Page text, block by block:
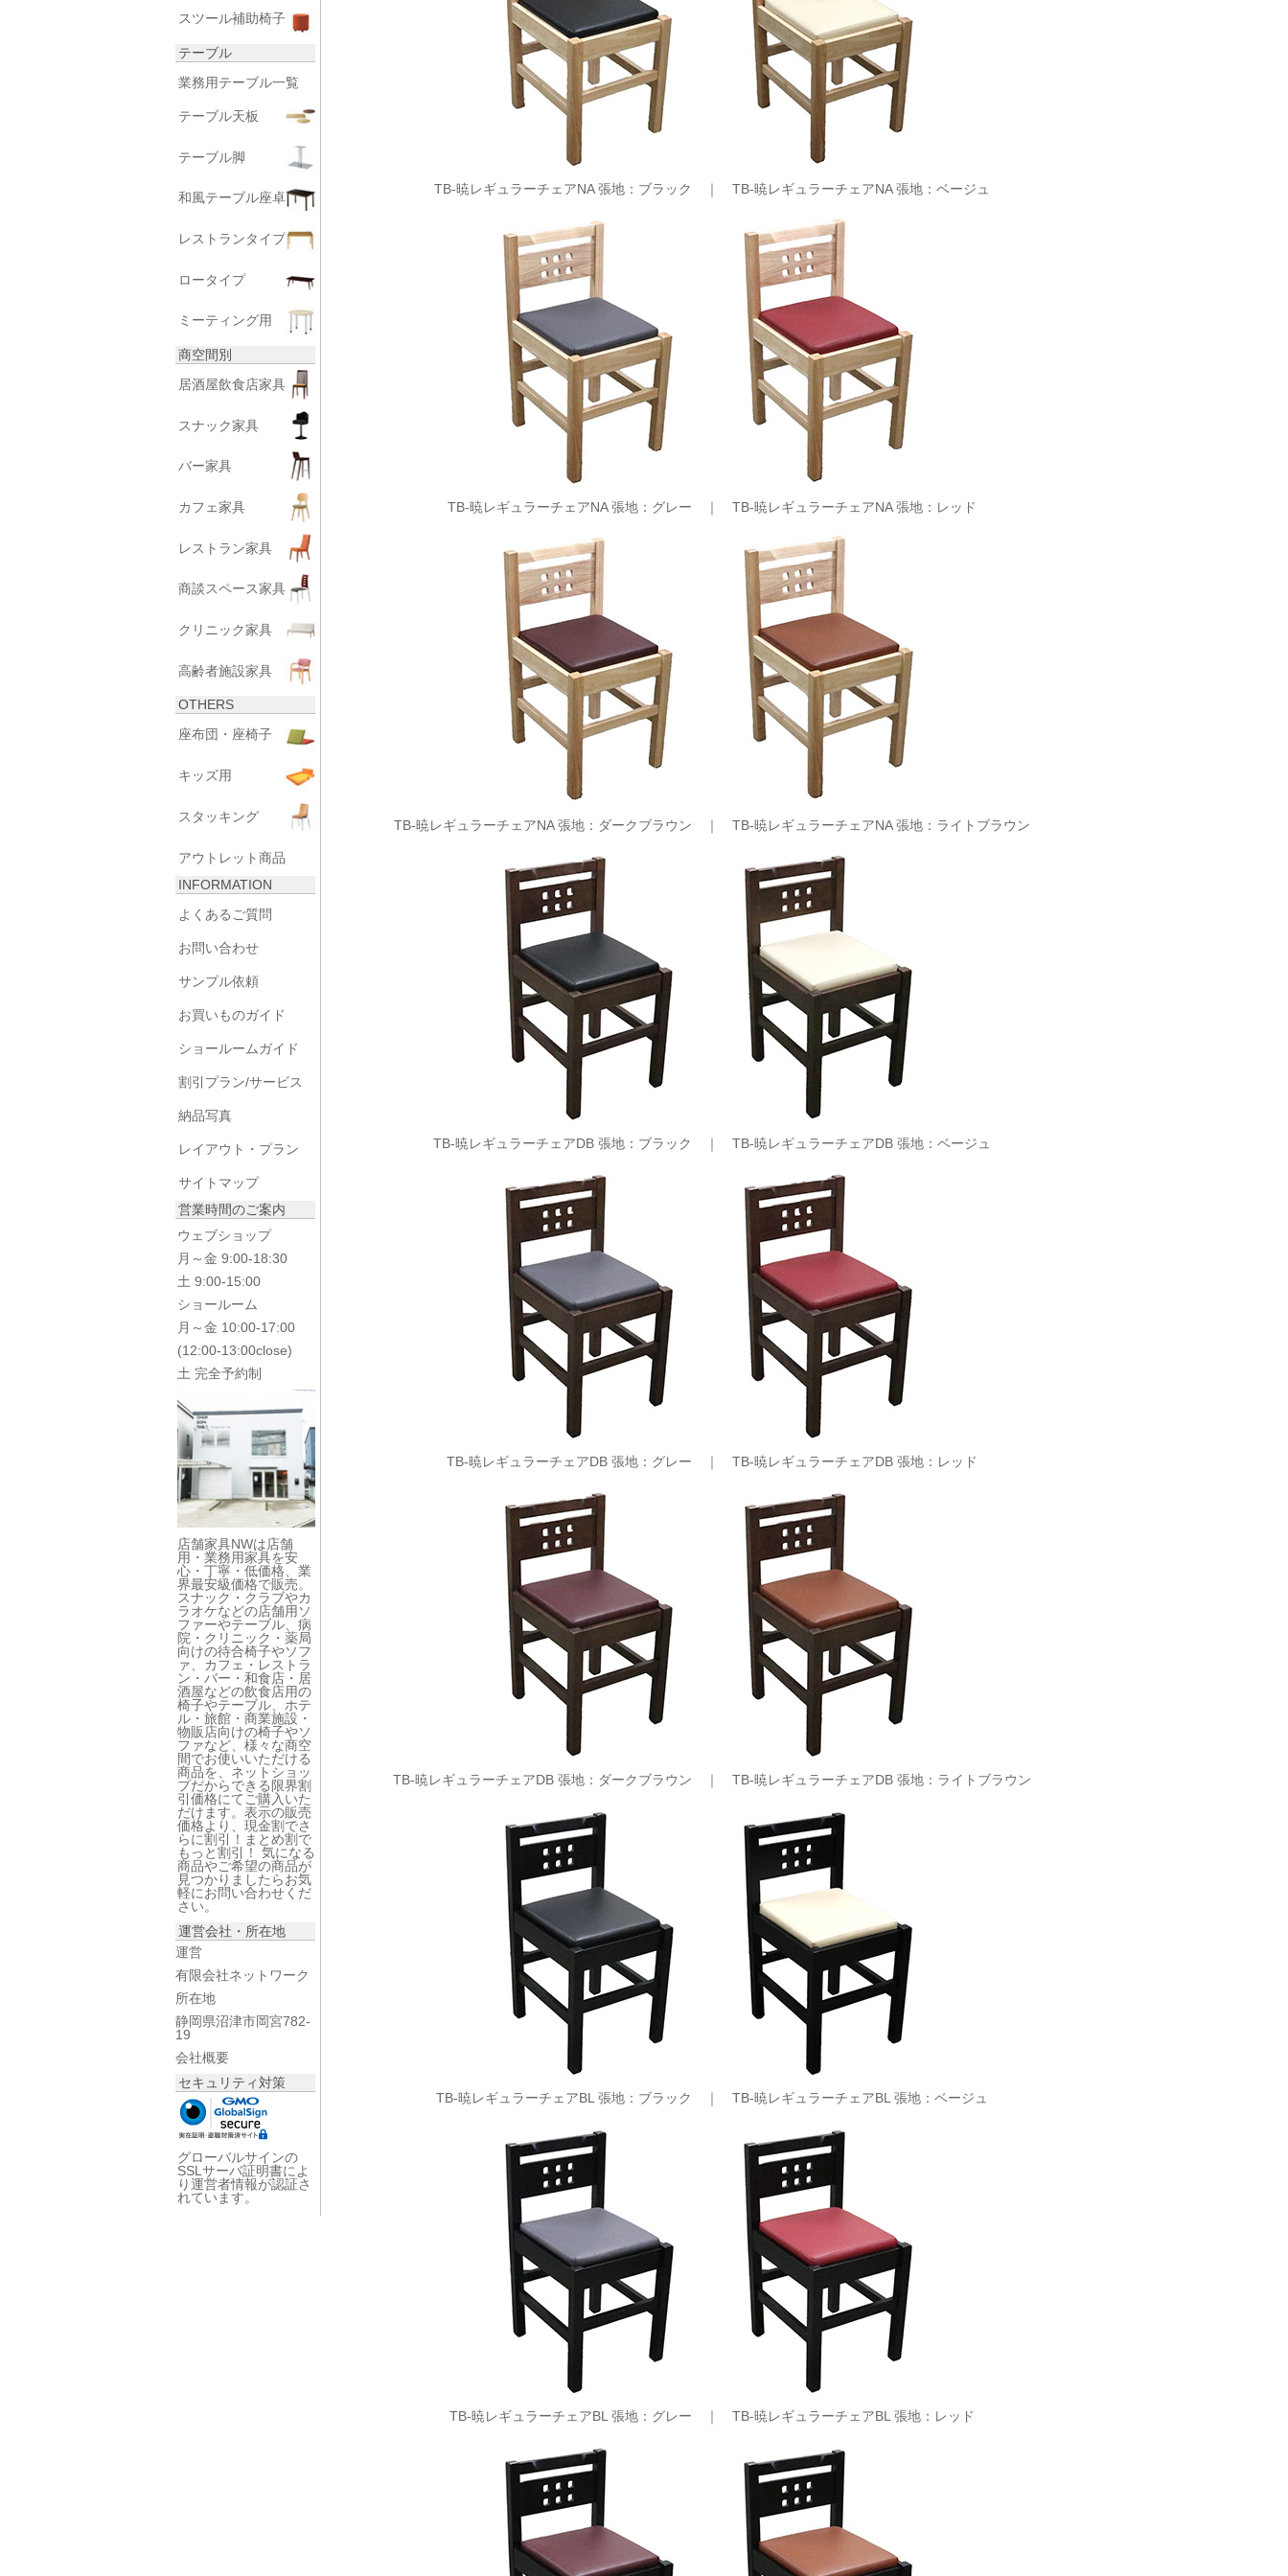
スツール補助椅子
テーブル
業務用テーブル一覧
テーブル天板
テーブル脚
和風テーブル座卓
レストランタイプ
ロータイプ
ミーティング用
商空間別
居酒屋飲食店家具
スナック家具
バー家具
カフェ家具
レストラン家具
商談スペース家具
クリニック家具
高齢者施設家具
OTHERS
座布団・座椅子
キッズ用
スタッキング
アウトレット商品
INFORMATION
よくあるご質問
お問い合わせ
サンプル依頼
お買いものガイド
ショールームガイド
割引プラン/サービス
納品写真
レイアウト・プラン
サイトマップ
営業時間のご案内
ウェブショップ
月～金 9:00-18:30
土 9:00-15:00
ショールーム
月～金 10:00-17:00
(12:00-13:00close)
土 完全予約制
店舗家具NWは店舗
用・業務用家具を安
心・丁寧・低価格、業
界最安級価格で販売。
スナック・クラブやカ
ラオケなどの店舗用ソ
ファーやテーブル、病
院・クリニック・薬局
向けの待合椅子やソフ
ァ、カフェ・レストラ
ン・バー・和食店・居
酒屋などの飲食店用の
椅子やテーブル、ホテ
ル・旅館・商業施設・
物販店向けの椅子やソ
ファなど、様々な商空
間でお使いいただける
商品を、ネットショッ
プだからできる限界割
引価格にてご購入いた
だけます。表示の販売
価格より、現金割でさ
らに割引！まとめ割で
もっと割引！ 気になる
商品やご希望の商品が
見つかりましたらお気
軽にお問い合わせくだ
さい。
運営会社・所在地
運営
有限会社ネットワーク
所在地
静岡県沼津市岡宮782-
19
会社概要
セキュリティ対策
グローバルサインの
SSLサーバ証明書によ
り運営者情報が認証さ
れています。
TB-暁レギュラーチェアNA 張地：ブラック ｜ TB-暁レギュラーチェアNA 張地：ベージュ
TB-暁レギュラーチェアNA 張地：グレー ｜ TB-暁レギュラーチェアNA 張地：レッド
TB-暁レギュラーチェアNA 張地：ダークブラウン ｜ TB-暁レギュラーチェアNA 張地：ライトブラウン
TB-暁レギュラーチェアDB 張地：ブラック ｜ TB-暁レギュラーチェアDB 張地：ベージュ
TB-暁レギュラーチェアDB 張地：グレー ｜ TB-暁レギュラーチェアDB 張地：レッド
TB-暁レギュラーチェアDB 張地：ダークブラウン ｜ TB-暁レギュラーチェアDB 張地：ライトブラウン
TB-暁レギュラーチェアBL 張地：ブラック ｜ TB-暁レギュラーチェアBL 張地：ベージュ
TB-暁レギュラーチェアBL 張地：グレー ｜ TB-暁レギュラーチェアBL 張地：レッド